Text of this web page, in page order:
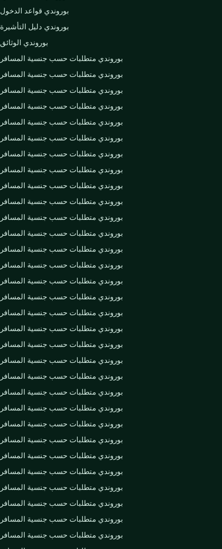
بوروندي قواعد الدخول
بوروندي دليل التأشيرة
بوروندي الوثائق
بوروندي متطلبات حسب جنسية المسافر
بوروندي متطلبات حسب جنسية المسافر
بوروندي متطلبات حسب جنسية المسافر
بوروندي متطلبات حسب جنسية المسافر
بوروندي متطلبات حسب جنسية المسافر
بوروندي متطلبات حسب جنسية المسافر
بوروندي متطلبات حسب جنسية المسافر
بوروندي متطلبات حسب جنسية المسافر
بوروندي متطلبات حسب جنسية المسافر
بوروندي متطلبات حسب جنسية المسافر
بوروندي متطلبات حسب جنسية المسافر
بوروندي متطلبات حسب جنسية المسافر
بوروندي متطلبات حسب جنسية المسافر
بوروندي متطلبات حسب جنسية المسافر
بوروندي متطلبات حسب جنسية المسافر
بوروندي متطلبات حسب جنسية المسافر
بوروندي متطلبات حسب جنسية المسافر
بوروندي متطلبات حسب جنسية المسافر
بوروندي متطلبات حسب جنسية المسافر
بوروندي متطلبات حسب جنسية المسافر
بوروندي متطلبات حسب جنسية المسافر
بوروندي متطلبات حسب جنسية المسافر
بوروندي متطلبات حسب جنسية المسافر
بوروندي متطلبات حسب جنسية المسافر
بوروندي متطلبات حسب جنسية المسافر
بوروندي متطلبات حسب جنسية المسافر
بوروندي متطلبات حسب جنسية المسافر
بوروندي متطلبات حسب جنسية المسافر
بوروندي متطلبات حسب جنسية المسافر
بوروندي متطلبات حسب جنسية المسافر
بوروندي متطلبات حسب جنسية المسافر